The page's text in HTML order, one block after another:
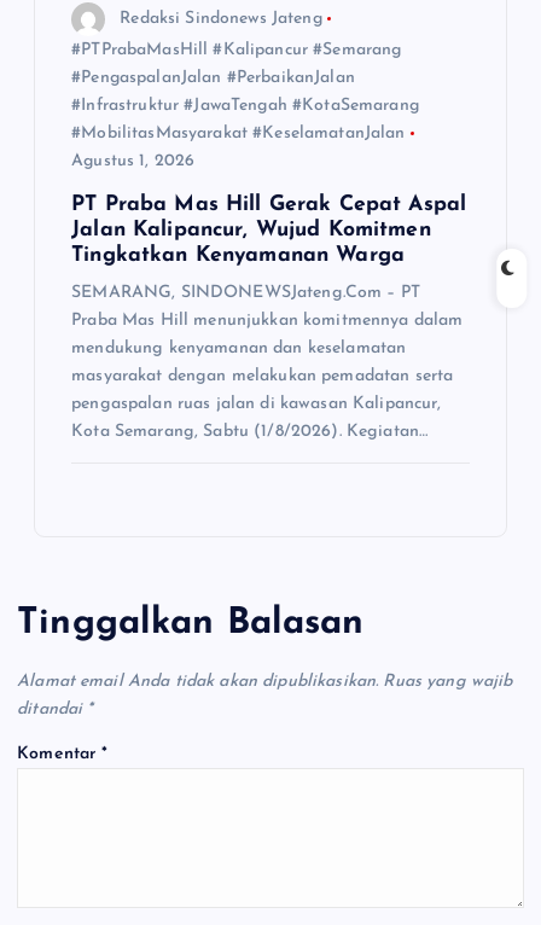
Redaksi Sindonews Jateng
#PTPrabaMasHill #Kalipancur #Semarang
#PengaspalanJalan #PerbaikanJalan
#Infrastruktur #JawaTengah #KotaSemarang
#MobilitasMasyarakat #KeselamatanJalan
Agustus 1, 2026
PT Praba Mas Hill Gerak Cepat Aspal
Jalan Kalipancur, Wujud Komitmen
Tingkatkan Kenyamanan Warga
SEMARANG, SINDONEWSJateng.Com – PT
Praba Mas Hill menunjukkan komitmennya dalam
mendukung kenyamanan dan keselamatan
masyarakat dengan melakukan pemadatan serta
pengaspalan ruas jalan di kawasan Kalipancur,
Kota Semarang, Sabtu (1/8/2026). Kegiatan…
Tinggalkan Balasan
Alamat email Anda tidak akan dipublikasikan. Ruas yang wajib
ditandai *
Komentar*